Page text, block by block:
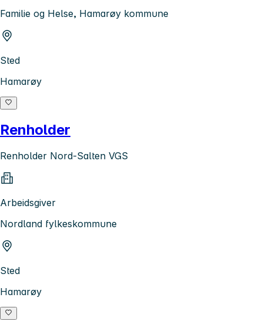
Familie og Helse, Hamarøy kommune
Sted
Hamarøy
Renholder
Renholder Nord-Salten VGS
Arbeidsgiver
Nordland fylkeskommune
Sted
Hamarøy